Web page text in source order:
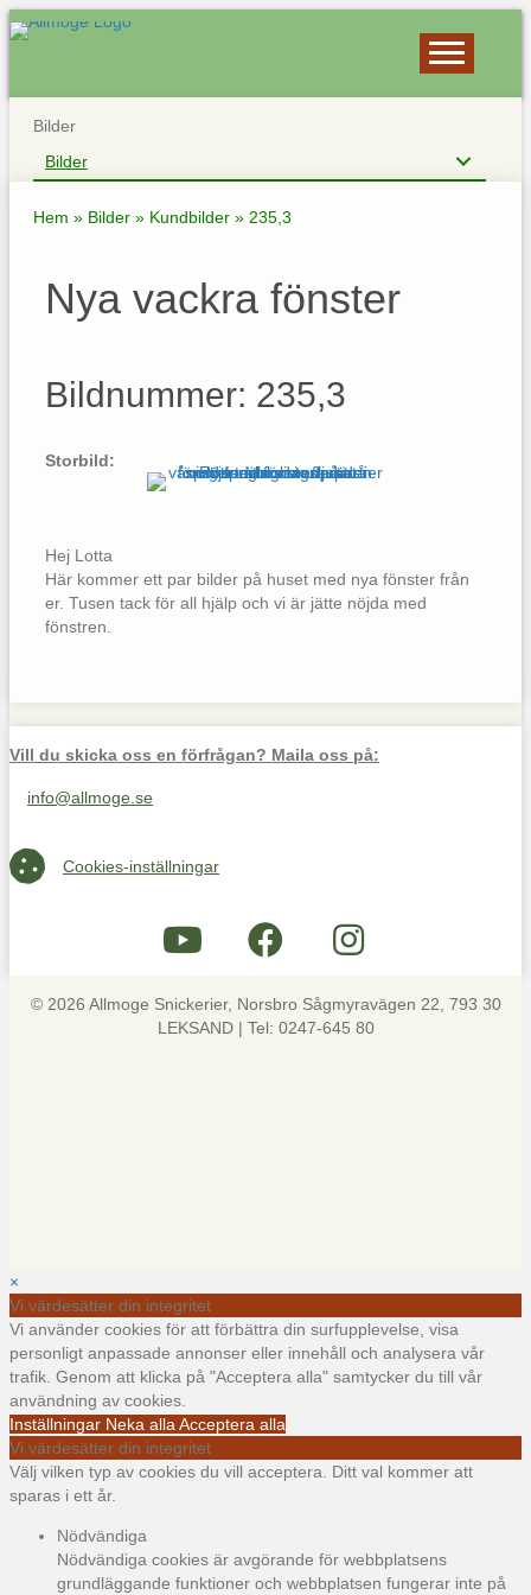
Bilder
Bilder
Hem » Bilder » Kundbilder » 235,3
Nya vackra fönster
Bildnummer: 235,3
Storbild:
Hej Lotta
​Här kommer ett par bilder på huset med nya fönster från
er. Tusen tack för all hjälp och vi är jätte nöjda med
fönstren.
Vill du skicka oss en förfrågan? Maila oss på:
Maila oss på info@allmoge.se
info@allmoge.se
Cookies-inställningar
Cookies-inställningar
© 2026 Allmoge Snickerier, Norsbro Sågmyravägen 22, 793 30
LEKSAND | Tel: 0247-645 80
×
Vi värdesätter din integritet
Vi använder cookies för att förbättra din surfupplevelse, visa
personligt anpassade annonser eller innehåll och analysera vår
trafik. Genom att klicka på "Acceptera alla" samtycker du till vår
användning av cookies.
Inställningar Neka alla Acceptera alla
Vi värdesätter din integritet
Välj vilken typ av cookies du vill acceptera. Ditt val kommer att
sparas i ett år.
Nödvändiga
Nödvändiga cookies är avgörande för webbplatsens
grundläggande funktioner och webbplatsen fungerar inte på